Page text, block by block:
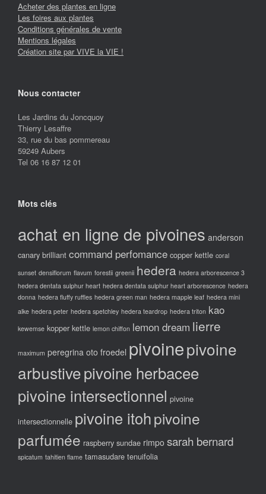
Acheter des plantes en ligne
Les foires aux plantes
Conditions générales de vente
Mentions légales
Création site par VIVE la VIE !
Nous contacter
Les Jardins du Joncquoy
Thierry Lesaffre
33, rue du bas pommereau
59249 Aubers
Tel 06 16 87 12 01
Mots clés
achat en ligne de pivoines anderson
canary brilliant command perfomance copper kettle coral
sunset densiflorum flavum forestii greenii hedera hedera arborescence 3
hedera dentata sulphur heart hedera dentata sulphur heart arborescence hedera
donna hedera fluffy ruffles hedera green man hedera mapple leaf hedera mini
alke hedera peter hedera spetchley hedera teardrop hedera triton kao
kewemse kopper kettle lemon chiffon lemon dream lierre
maximum peregrina oto froedel pivoinepivoine
arbustivepivoine herbacee
pivoine intersectionnel pivoine
intersectionnelle pivoine itohpivoine
parfumée raspberry sundae rimpo sarah bernard
spicatum tahitien flame tamasudare tenuifolia